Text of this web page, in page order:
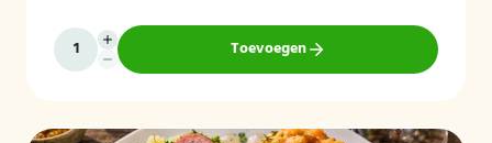
Toevoegen